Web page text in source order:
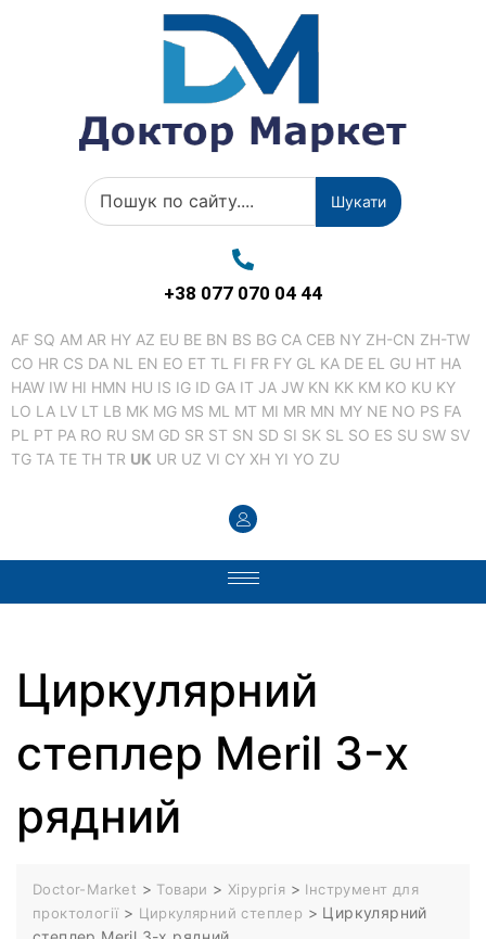
Шукати
+38 077 070 04 44
AF SQ AM AR HY AZ EU BE BN BS BG CA CEB NY ZH-CN ZH-TW
CO HR CS DA NL EN EO ET TL FI FR FY GL KA DE EL GU HT HA
HAW IW HI HMN HU IS IG ID GA IT JA JW KN KK KM KO KU KY
LO LA LV LT LB MK MG MS ML MT MI MR MN MY NE NO PS FA
PL PT PA RO RU SM GD SR ST SN SD SI SK SL SO ES SU SW SV
TG TA TE TH TR UK UR UZ VI CY XH YI YO ZU
Циркулярний
степлер Meril 3-х
рядний
Doctor-Market > Товари > Хірургія > Інструмент для
проктології> Циркулярний степлер > Циркулярний